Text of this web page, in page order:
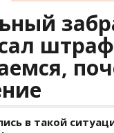
в такой